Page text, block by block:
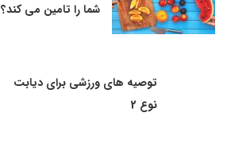
شما را تامین می کند؟
توصیه های ورزشی برای دیابت
نوع 2